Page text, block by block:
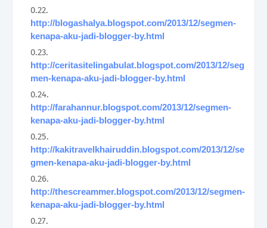
http://blogashalya.blogspot.com/2013/12/segmen-
kenapa-aku-jadi-blogger-by.html
http://ceritasitelingabulat.blogspot.com/2013/12/seg
men-kenapa-aku-jadi-blogger-by.html
http://farahannur.blogspot.com/2013/12/segmen-
kenapa-aku-jadi-blogger-by.html
http://kakitravelkhairuddin.blogspot.com/2013/12/se
gmen-kenapa-aku-jadi-blogger-by.html
http://thescreammer.blogspot.com/2013/12/segmen-
kenapa-aku-jadi-blogger-by.html